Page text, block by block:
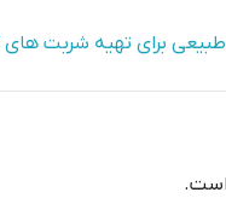
برای تهیه شربت
است.